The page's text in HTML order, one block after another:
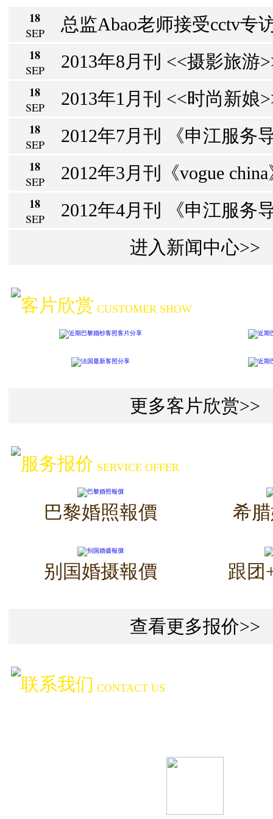
18
SEP 总监Abao老师接受cctv专
18
SEP 2013年8月刊 <<摄影旅游
18
SEP 2013年1月刊 <<时尚新娘
18
SEP 2012年7月刊 《申江服务
18
SEP 2012年3月刊《vogue
18
SEP 2012年4月刊 《申江服务
进入新闻中心>>
客片欣赏 CUSTOMER SHOW
更多客片欣赏>>
服务报价 SERVICE OFFER
巴黎婚照報價 希
别国婚摄報價 跟团
查看更多报价>>
联系我们 CONTACT US